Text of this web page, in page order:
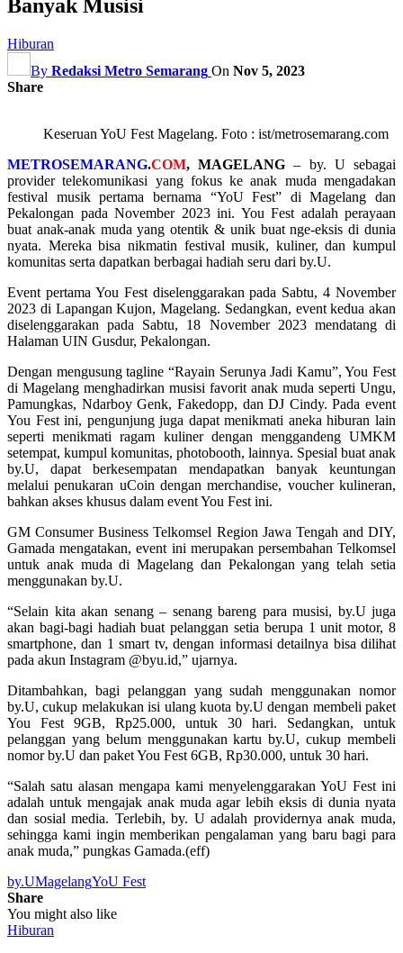
Banyak Musisi
Hiburan
By Redaksi Metro Semarang On Nov 5, 2023
Share
Keseruan YoU Fest Magelang. Foto : ist/metrosemarang.com
METROSEMARANG.COM, MAGELANG – by. U sebagai
provider telekomunikasi yang fokus ke anak muda mengadakan
festival musik pertama bernama “YoU Fest” di Magelang dan
Pekalongan pada November 2023 ini. You Fest adalah perayaan
buat anak-anak muda yang otentik & unik buat nge-eksis di dunia
nyata. Mereka bisa nikmatin festival musik, kuliner, dan kumpul
komunitas serta dapatkan berbagai hadiah seru dari by.U.
Event pertama You Fest diselenggarakan pada Sabtu, 4 November
2023 di Lapangan Kujon, Magelang. Sedangkan, event kedua akan
diselenggarakan pada Sabtu, 18 November 2023 mendatang di
Halaman UIN Gusdur, Pekalongan.
Dengan mengusung tagline “Rayain Serunya Jadi Kamu”, You Fest
di Magelang menghadirkan musisi favorit anak muda seperti Ungu,
Pamungkas, Ndarboy Genk, Fakedopp, dan DJ Cindy. Pada event
You Fest ini, pengunjung juga dapat menikmati aneka hiburan lain
seperti menikmati ragam kuliner dengan menggandeng UMKM
setempat, kumpul komunitas, photobooth, lainnya. Spesial buat anak
by.U, dapat berkesempatan mendapatkan banyak keuntungan
melalui penukaran uCoin dengan merchandise, voucher kulineran,
bahkan akses khusus dalam event You Fest ini.
GM Consumer Business Telkomsel Region Jawa Tengah and DIY,
Gamada mengatakan, event ini merupakan persembahan Telkomsel
untuk anak muda di Magelang dan Pekalongan yang telah setia
menggunakan by.U.
“Selain kita akan senang – senang bareng para musisi, by.U juga
akan bagi-bagi hadiah buat pelanggan setia berupa 1 unit motor, 8
smartphone, dan 1 smart tv, dengan informasi detailnya bisa dilihat
pada akun Instagram @byu.id,” ujarnya.
Ditambahkan, bagi pelanggan yang sudah menggunakan nomor
by.U, cukup melakukan isi ulang kuota by.U dengan membeli paket
You Fest 9GB, Rp25.000, untuk 30 hari. Sedangkan, untuk
pelanggan yang belum menggunakan kartu by.U, cukup membeli
nomor by.U dan paket You Fest 6GB, Rp30.000, untuk 30 hari.
“Salah satu alasan mengapa kami menyelenggarakan YoU Fest ini
adalah untuk mengajak anak muda agar lebih eksis di dunia nyata
dan sosial media. Terlebih, by. U adalah providernya anak muda,
sehingga kami ingin memberikan pengalaman yang baru bagi para
anak muda,” pungkas Gamada.(eff)
by.UMagelangYoU Fest
Share
You might also like
Hiburan